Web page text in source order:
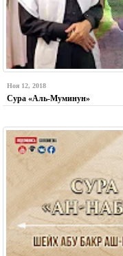
Ноя 12, 2018
Сура «Аль-Муминун»